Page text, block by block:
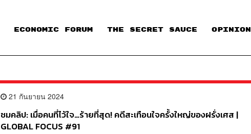
ECONOMIC FORUM THE SECRET SAUCE​ OPINION
21 กันยายน 2024
ชมคลิป: เมื่อคนที่ไว้ใจ…ร้ายที่สุด! คดีสะเทือนใจครั้งใหญ่ของฝรั่งเศส |
GLOBAL FOCUS #91